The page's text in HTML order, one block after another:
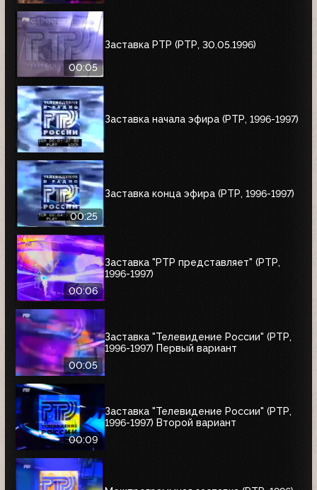
00:05
Заставка РТР (РТР, 30.05.1996)
Заставка начала эфира (РТР, 1996-1997)
00:25
Заставка конца эфира (РТР, 1996-1997)
00:06
Заставка "РТР представляет" (РТР,
1996-1997)
00:05
Заставка "Телевидение России" (РТР,
1996-1997) Первый вариант
00:09
Заставка "Телевидение России" (РТР,
1996-1997) Второй вариант